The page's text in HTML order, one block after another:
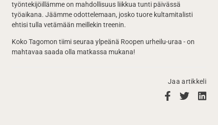
työntekijöillämme on mahdollisuus liikkua tunti päivässä
työaikana. Jäämme odottelemaan, josko tuore kultamitalisti
ehtisi tulla vetämään meillekin treenin.
Koko Tagomon tiimi seuraa ylpeänä Roopen urheilu-uraa - on
mahtavaa saada olla matkassa mukana!
Jaa artikkeli